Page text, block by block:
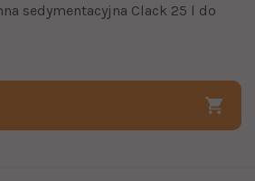
sedymentacyjna Clack 25 l do